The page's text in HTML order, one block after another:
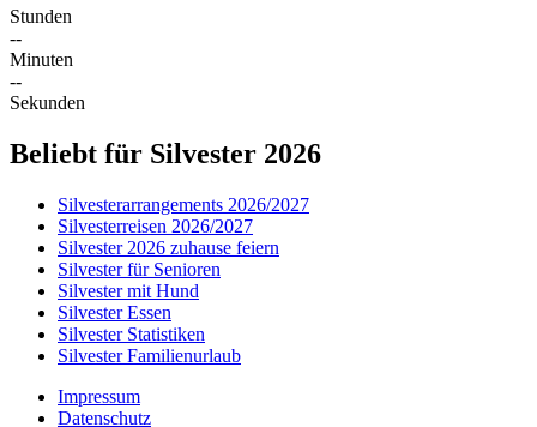
Stunden
--
Minuten
--
Sekunden
Beliebt für Silvester 2026
Silvesterarrangements 2026/2027
Silvesterreisen 2026/2027
Silvester 2026 zuhause feiern
Silvester für Senioren
Silvester mit Hund
Silvester Essen
Silvester Statistiken
Silvester Familienurlaub
Impressum
Datenschutz